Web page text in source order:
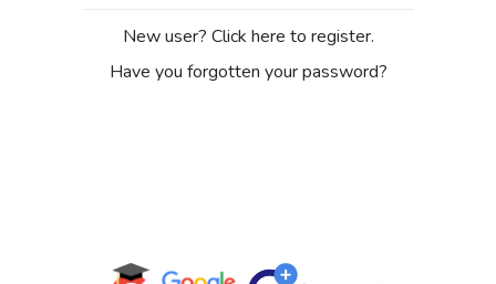
New user? Click here to register.
Have you forgotten your password?